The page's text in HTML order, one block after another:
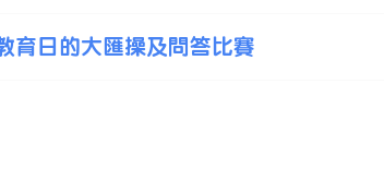
育日的大匯操及問答比賽